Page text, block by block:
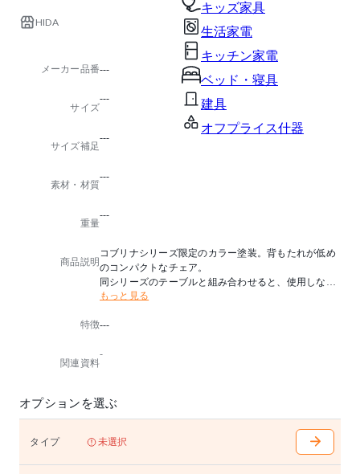
キッズ家具
生活家電
キッチン家電
ベッド・寝具
建具
オフプライス什器
HIDA
メーカー品番---
サイズ
---
サイズ補足
---
素材・材質
---
重量
---
商品説明
コブリナシリーズ限定のカラー塗装。背もたれが低め
のコンパクトなチェア。
同シリーズのテーブルと組み合わせると、使用しない
ときにはテーブルの下に収まるサイズ感です。
もっと見る
特徴---
関連資料
-
オプションを選ぶ
タイプ 未選択